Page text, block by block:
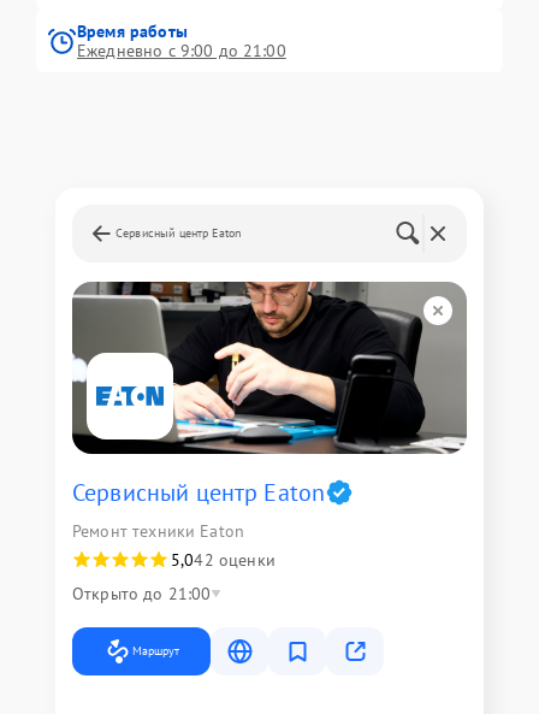
Время работы
Ежедневно с 9:00 до 21:00
Сервисный центр Eaton
Сервисный центр Eaton
Ремонт техники Eaton
5,042 оценки
Открыто до 21:00
Маршрут